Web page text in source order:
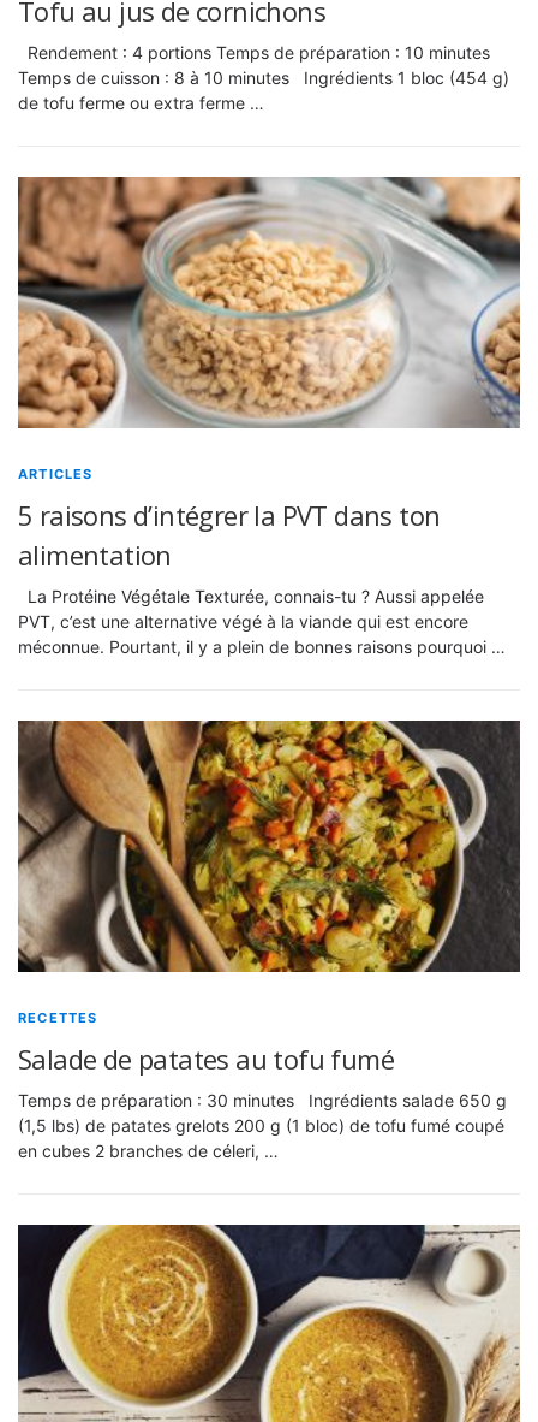
Tofu au jus de cornichons
Rendement : 4 portions Temps de préparation : 10 minutes
Temps de cuisson : 8 à 10 minutes Ingrédients 1 bloc (454 g)
de tofu ferme ou extra ferme …
ARTICLES
5 raisons d’intégrer la PVT dans ton
alimentation
La Protéine Végétale Texturée, connais-tu ? Aussi appelée
PVT, c’est une alternative végé à la viande qui est encore
méconnue. Pourtant, il y a plein de bonnes raisons pourquoi …
RECETTES
Salade de patates au tofu fumé
Temps de préparation : 30 minutes Ingrédients salade 650 g
(1,5 lbs) de patates grelots 200 g (1 bloc) de tofu fumé coupé
en cubes 2 branches de céleri, …